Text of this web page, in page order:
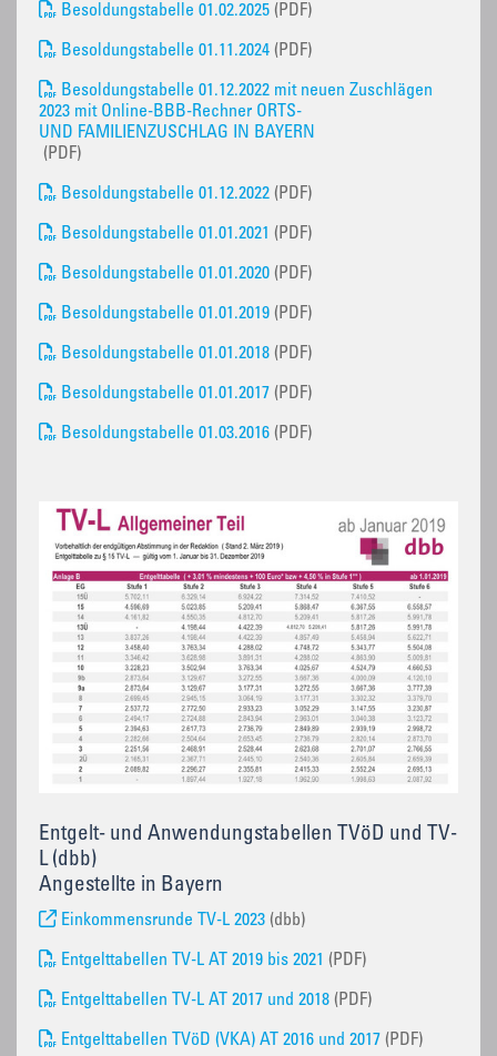
Besoldungstabelle 01.02.2025 (PDF)
Besoldungstabelle 01.11.2024 (PDF)
Besoldungstabelle 01.12.2022 mit neuen Zuschlägen
2023 mit Online-BBB-Rechner ORTS-
UND FAMILIENZUSCHLAG IN BAYERN
(PDF)
Besoldungstabelle 01.12.2022 (PDF)
Besoldungstabelle 01.01.2021 (PDF)
Besoldungstabelle 01.01.2020 (PDF)
Besoldungstabelle 01.01.2019 (PDF)
Besoldungstabelle 01.01.2018 (PDF)
Besoldungstabelle 01.01.2017 (PDF)
Besoldungstabelle 01.03.2016 (PDF)
Entgelt- und Anwendungstabellen TVöD und TV-
L (dbb)
Angestellte in Bayern
Einkommensrunde TV-L 2023 (dbb)
Entgelttabellen TV-L AT 2019 bis 2021 (PDF)
Entgelttabellen TV-L AT 2017 und 2018 (PDF)
Entgelttabellen TVöD (VKA) AT 2016 und 2017 (PDF)